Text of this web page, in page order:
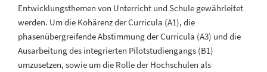
Entwicklungsthemen von Unterricht und Schule gewährleitet
werden. Um die Kohärenz der Curricula (A1), die
phasenübergreifende Abstimmung der Curricula (A3) und die
Ausarbeitung des integrierten Pilotstudiengangs (B1)
umzusetzen, sowie um die Rolle der Hochschulen als